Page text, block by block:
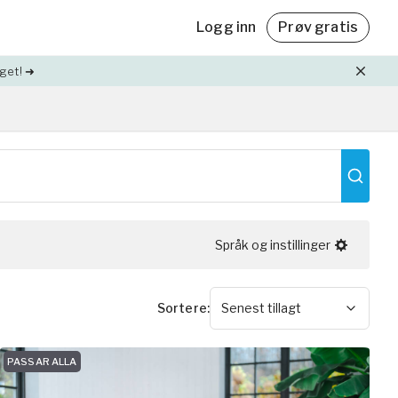
Läs mer
Logg inn Prøv gratis
➜
Språk og instillinger
Sortere: Senest tillagt
PASSAR ALLA